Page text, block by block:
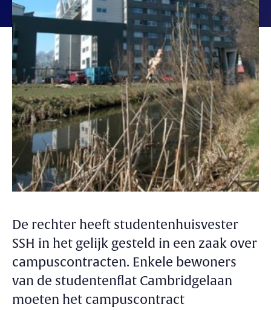
De rechter heeft studentenhuisvester
SSH in het gelijk gesteld in een zaak over
campuscontracten. Enkele bewoners
van de studentenflat Cambridgelaan
moeten het campuscontract